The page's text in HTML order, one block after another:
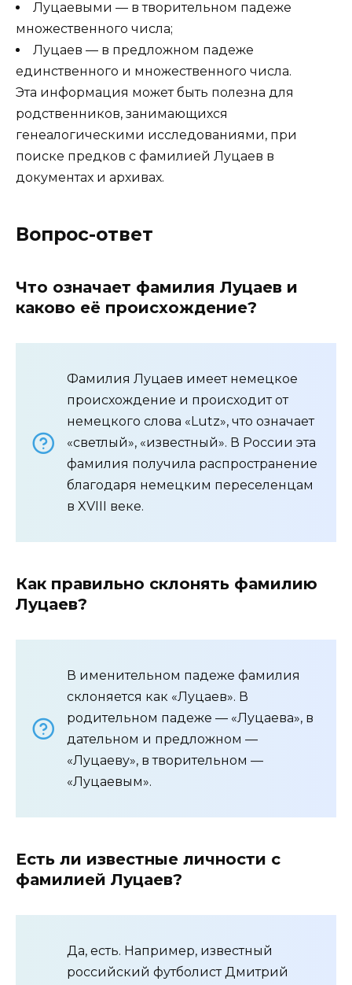
Луцаевыми — в творительном падеже
множественного числа;
Луцаев — в предложном падеже
единственного и множественного числа.
Эта информация может быть полезна для
родственников, занимающихся
генеалогическими исследованиями, при
поиске предков с фамилией Луцаев в
документах и архивах.
Вопрос-ответ
Что означает фамилия Луцаев и
каково её происхождение?
Фамилия Луцаев имеет немецкое
происхождение и происходит от
немецкого слова «Lutz», что означает
«светлый», «известный». В России эта
фамилия получила распространение
благодаря немецким переселенцам
в XVIII веке.
Как правильно склонять фамилию
Луцаев?
В именительном падеже фамилия
склоняется как «Луцаев». В
родительном падеже — «Луцаева», в
дательном и предложном —
«Луцаеву», в творительном —
«Луцаевым».
Есть ли известные личности с
фамилией Луцаев?
Да, есть. Например, известный
российский футболист Дмитрий